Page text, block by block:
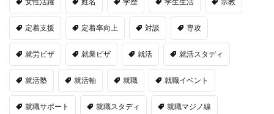
定着支援 定着率向上 対談 専攻
就労ビザ 就業ビザ 就活 就活スタディ
就活塾 就活軸 就職 就職イベント
就職サポート 就職スタディ 就職マジノ線